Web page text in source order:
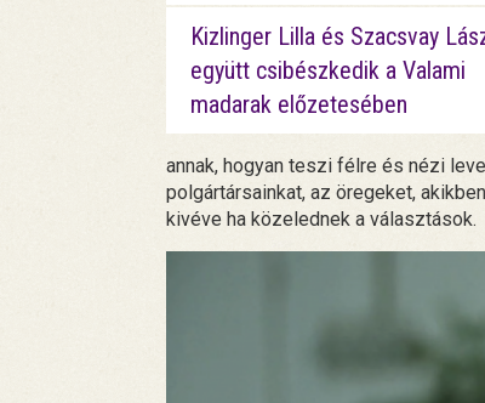
Kizlinger Lilla és Szacsvay
együtt csibészkedik a Valami
madarak előzetesében
annak, hogyan teszi félre és nézi
polgártársainkat, az öregeket,
kivéve ha közelednek a választások.